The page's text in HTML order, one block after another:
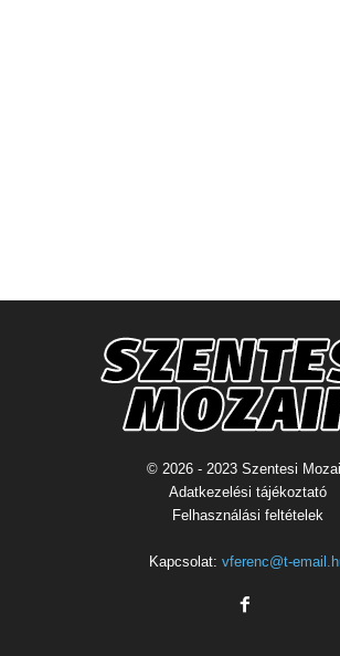
© 2026 - 2023 Szentesi
Adatkezelési tájékoztató
Felhasználási feltételek
Kapcsolat: vferenc@t-